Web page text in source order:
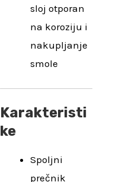
sloj otporan
na koroziju i
nakupljanje
smole
Karakteristi
ke
Spoljni
prečnik